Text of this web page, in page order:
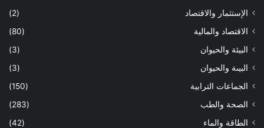
الإستثمار والاقتصاد
(2)
الاقتصاد والمالية
(80)
البيئة والحيوان
(3)
البيىة والحيوان
(3)
الجماعات الترابية
(150)
الصحة والطب
(283)
الطاقة والماء
(42)